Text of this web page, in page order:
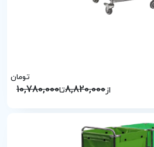
از8,820,000تا10,780,000
تومان